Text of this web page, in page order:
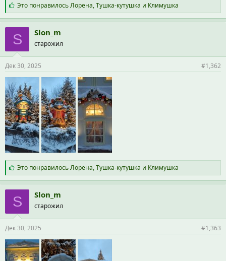
С
и
м
п
а
т
и
:
Это понравилосьЛорена,Тушка-кутушка и Климушка
S Slon_m
старожил
Дек 30, 2025 #1,362
С
и
м
п
а
т
и
:
Это понравилосьЛорена,Тушка-кутушка и Климушка
S Slon_m
старожил
Дек 30, 2025 #1,363